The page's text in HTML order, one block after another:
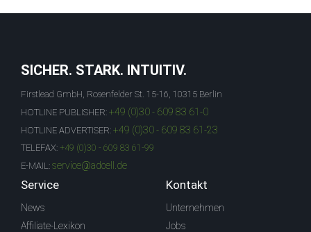
SICHER. STARK. INTUITIV.
Firstlead GmbH, Rosenfelder St. 15-16, 10315 Berlin
HOTLINE PUBLISHER: +49 (0)30 - 609 83 61-0
HOTLINE ADVERTISER: +49 (0)30 - 609 83 61-23
TELEFAX: +49 (0)30 - 609 83 61-99
E-MAIL: service@adcell.de
Service
News
Affiliate-Lexikon
Kontakt
Unternehmen
Jobs